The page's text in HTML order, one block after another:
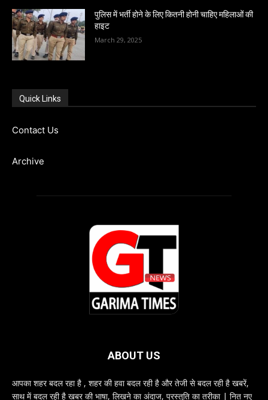
पुलिस में भर्ती होने के लिए कितनी होनी चाहिए महिलाओं की
हाइट
March 29, 2025
Quick Links
Contact Us
Archive
ABOUT US
आपका शहर बदल रहा है , शहर की हवा बदल रही है और तेजी से बदल रही है खबरें,
साथ में बदल रही है खबर की भाषा, लिखने का अंदाज, प्रस्तुति का तरीका | नित नए